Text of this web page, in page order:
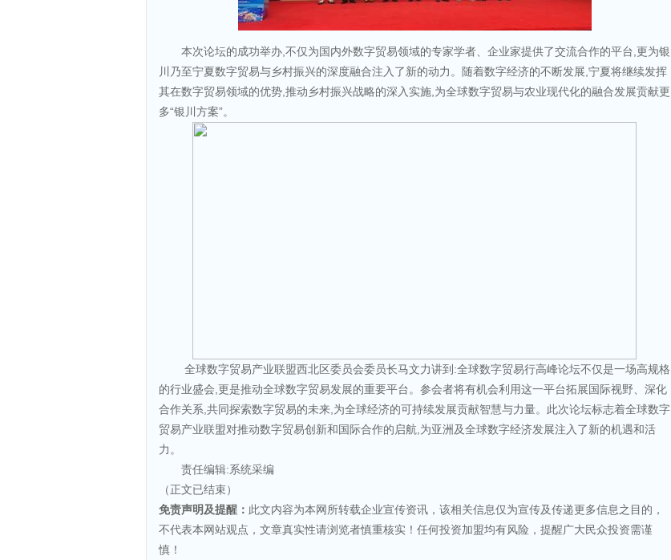
本次论坛的成功举办,不仅为国内外数字贸易领域的专家学者、企业家提供了交流合作的平台,更为银
川乃至宁夏数字贸易与乡村振兴的深度融合注入了新的动力。随着数字经济的不断发展,宁夏将继续发挥
其在数字贸易领域的优势,推动乡村振兴战略的深入实施,为全球数字贸易与农业现代化的融合发展贡献更
多“银川方案”。
全球数字贸易产业联盟西北区委员会委员长马文力讲到:全球数字贸易行高峰论坛不仅是一场高规格
的行业盛会,更是推动全球数字贸易发展的重要平台。参会者将有机会利用这一平台拓展国际视野、深化
合作关系,共同探索数字贸易的未来,为全球经济的可持续发展贡献智慧与力量。此次论坛标志着全球数字
贸易产业联盟对推动数字贸易创新和国际合作的启航,为亚洲及全球数字经济发展注入了新的机遇和活
力。
责任编辑:系统采编
（正文已结束）
免责声明及提醒： 此文内容为本网所转载企业宣传资讯，该相关信息仅为宣传及传递更多信息之目的，
不代表本网站观点，文章真实性请浏览者慎重核实！任何投资加盟均有风险，提醒广大民众投资需谨
慎！